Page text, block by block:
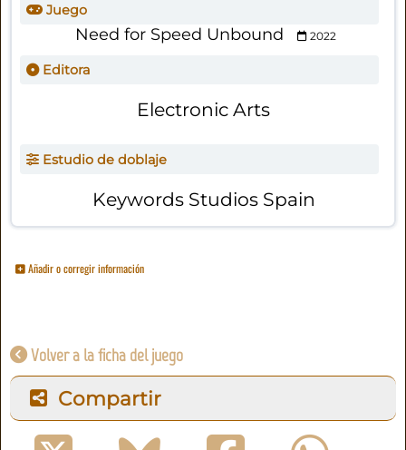
Juego
Need for Speed Unbound 2022
Editora
Electronic Arts
Estudio de doblaje
Keywords Studios Spain
Añadir o corregir información
Volver a la ficha del juego
Compartir